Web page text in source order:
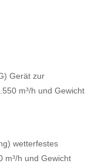
Gerät zur
m³/h und Gewicht
wetterfestes
m³/h und Gewicht